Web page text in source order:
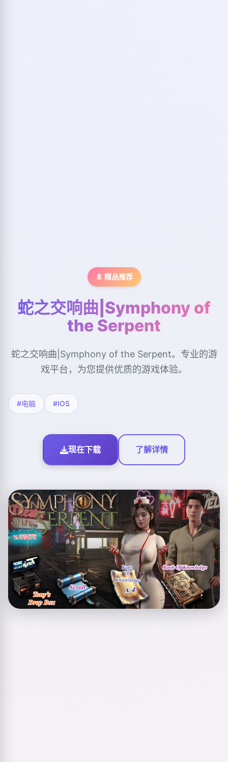
🚿 精品推荐
蛇之交响曲|Symphony of
the Serpent
蛇之交响曲|Symphony of the Serpent。专业的游
戏平台，为您提供优质的游戏体验。
#电脑 #IOS
现在下载 了解详情